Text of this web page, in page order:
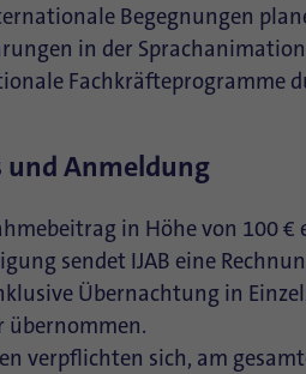
Begegnungen
in der
Fachkräfteprogramme
und Anmeldung
in Höhe von 100
sendet IJAB eine
Übernachtung in
übernommen.
verpflichten sich, am